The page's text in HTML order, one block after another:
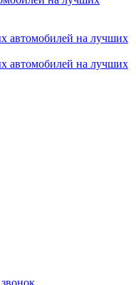
автомобилей на лучших
автомобилей на лучших